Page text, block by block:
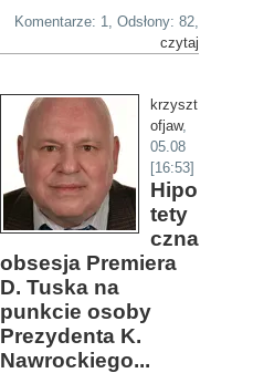
Komentarze: 1, Odsłony: 82,
czytaj
krzyszt
ofjaw,
05.08
[16:53]
Hipo
tety
czna
obsesja Premiera
D. Tuska na
punkcie osoby
Prezydenta K.
Nawrockiego...